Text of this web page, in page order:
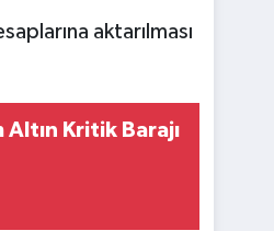
aktarılması
Altın Kritik Barajı